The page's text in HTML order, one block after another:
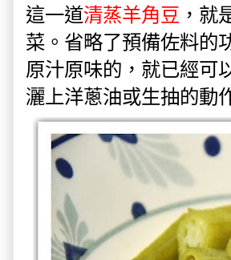
這一道清蒸羊角豆 ，就
菜。省略了預備佐料的
原汁原味的，就已經可
灑上洋蔥油或生抽的動